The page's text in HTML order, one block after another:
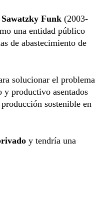
Funk (2003-
una entidad público
de abastecimiento de
solucionar el problema
y productivo asentados
sostenible en
y tendría una